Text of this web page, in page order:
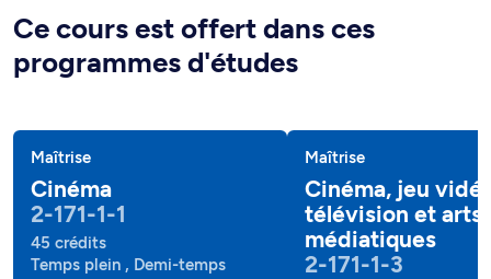
Ce cours est offert dans ces
programmes d'études
Maîtrise
Cinéma
2-171-1-1
45 crédits
Temps plein , Demi-temps
Maîtrise
Cinéma, jeu
télévision et arts
médiatiques
2-171-1-3